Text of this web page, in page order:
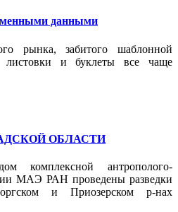
данными
рынка, забитого шаблонной
листовки и буклеты все чаще
ОБЛАСТИ
комплексной антрополого-
МАЭ РАН проведены разведки
и Приозерском р-нах